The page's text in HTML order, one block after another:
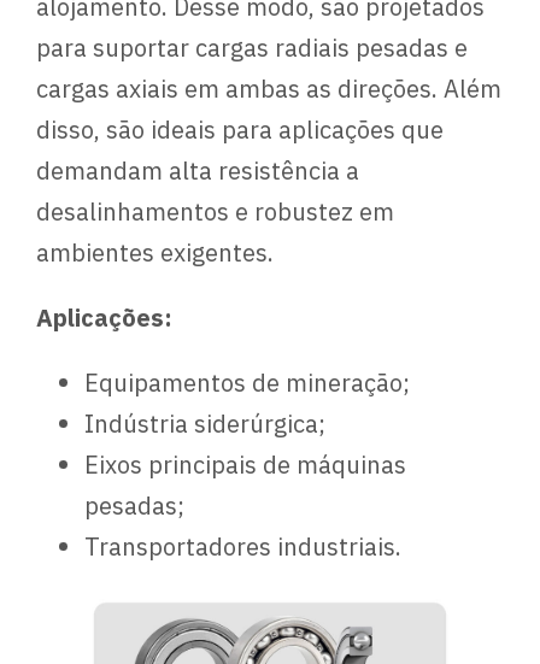
alojamento. Desse modo, são projetados
para suportar cargas radiais pesadas e
cargas axiais em ambas as direções. Além
disso, são ideais para aplicações que
demandam alta resistência a
desalinhamentos e robustez em
ambientes exigentes.
Aplicações:
Equipamentos de mineração;
Indústria siderúrgica;
Eixos principais de máquinas
pesadas;
Transportadores industriais.